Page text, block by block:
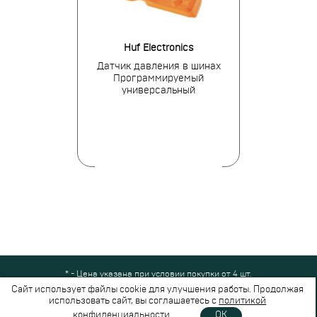
Huf Electronics
Датчик давления в шинах
Программируемый
универсальный
* - Цена указана при условии покупки от 4 шт.
Все права защищены © 2024-2026,Шинный Маркет(ООО "Безопасные
шины")
Вся представленная на сайте информация носит справочный характер и не
Сайт использует файлы cookie для улучшения работы. Продолжая
использовать сайт, вы соглашаетесь с политикой